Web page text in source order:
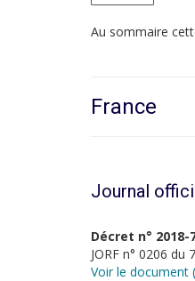
Au sommaire
France
Journal
Décret n°
JORF n° 0206 du
Voir le document